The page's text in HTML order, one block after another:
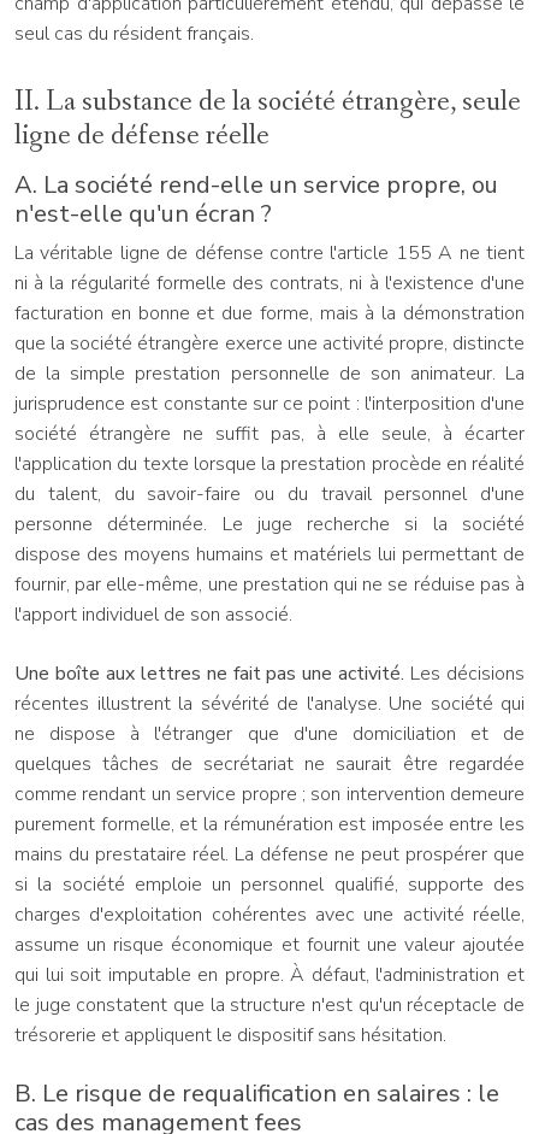
seul cas du résident français.
II. La substance de la société étrangère, seule
ligne de défense réelle
A. La société rend-elle un service propre, ou
n'est-elle qu'un écran ?
La véritable ligne de défense contre l'article 155 A ne tient
ni à la régularité formelle des contrats, ni à l'existence d'une
facturation en bonne et due forme, mais à la démonstration
que la société étrangère exerce une activité propre, distincte
de la simple prestation personnelle de son animateur. La
jurisprudence est constante sur ce point : l'interposition d'une
société étrangère ne suffit pas, à elle seule, à écarter
l'application du texte lorsque la prestation procède en réalité
du talent, du savoir-faire ou du travail personnel d'une
personne déterminée. Le juge recherche si la société
dispose des moyens humains et matériels lui permettant de
fournir, par elle-même, une prestation qui ne se réduise pas à
l'apport individuel de son associé.
Une boîte aux lettres ne fait pas une activité. Les décisions
récentes illustrent la sévérité de l'analyse. Une société qui
ne dispose à l'étranger que d'une domiciliation et de
quelques tâches de secrétariat ne saurait être regardée
comme rendant un service propre ; son intervention demeure
purement formelle, et la rémunération est imposée entre les
mains du prestataire réel. La défense ne peut prospérer que
si la société emploie un personnel qualifié, supporte des
charges d'exploitation cohérentes avec une activité réelle,
assume un risque économique et fournit une valeur ajoutée
qui lui soit imputable en propre. À défaut, l'administration et
le juge constatent que la structure n'est qu'un réceptacle de
trésorerie et appliquent le dispositif sans hésitation.
B. Le risque de requalification en salaires : le
cas des management fees